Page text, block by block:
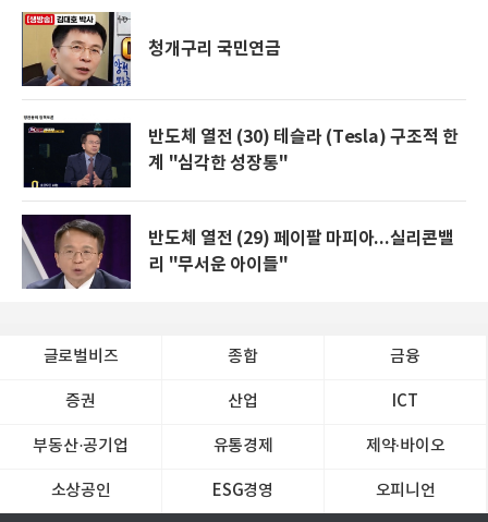
청개구리 국민연금
반도체 열전 (30) 테슬라 (Tesla) 구조적 한
계 "심각한 성장통"
반도체 열전 (29) 페이팔 마피아...실리콘밸
리 "무서운 아이들"
글로벌비즈 종합 금융
증권 산업 ICT
부동산·공기업 유통경제 제약∙바이오
소상공인 ESG경영 오피니언